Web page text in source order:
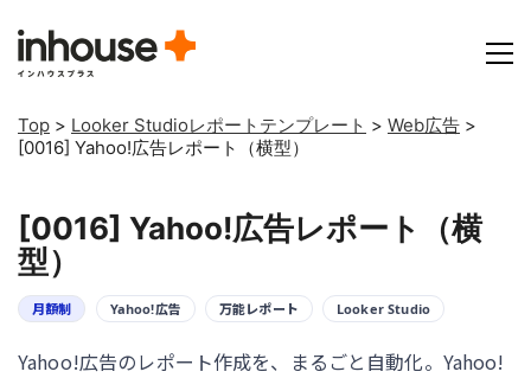
Top > Looker Studioレポートテンプレート > Web広告 >
[0016] Yahoo!広告レポート（横型）
[0016] Yahoo!広告レポート（横
型）
月額制 Yahoo!広告 万能レポート Looker Studio
Yahoo!広告のレポート作成を、まるごと自動化。Yahoo!